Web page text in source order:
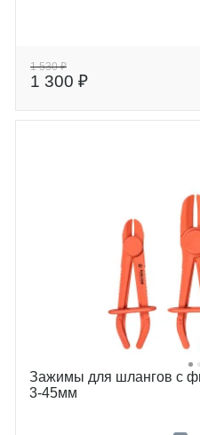
1 530 ₽
1 300 ₽
Зажимы для шлангов с
3-45мм